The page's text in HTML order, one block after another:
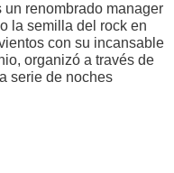
renombrado manager
la semilla del rock en
con su incansable
organizó a través de
serie de noches